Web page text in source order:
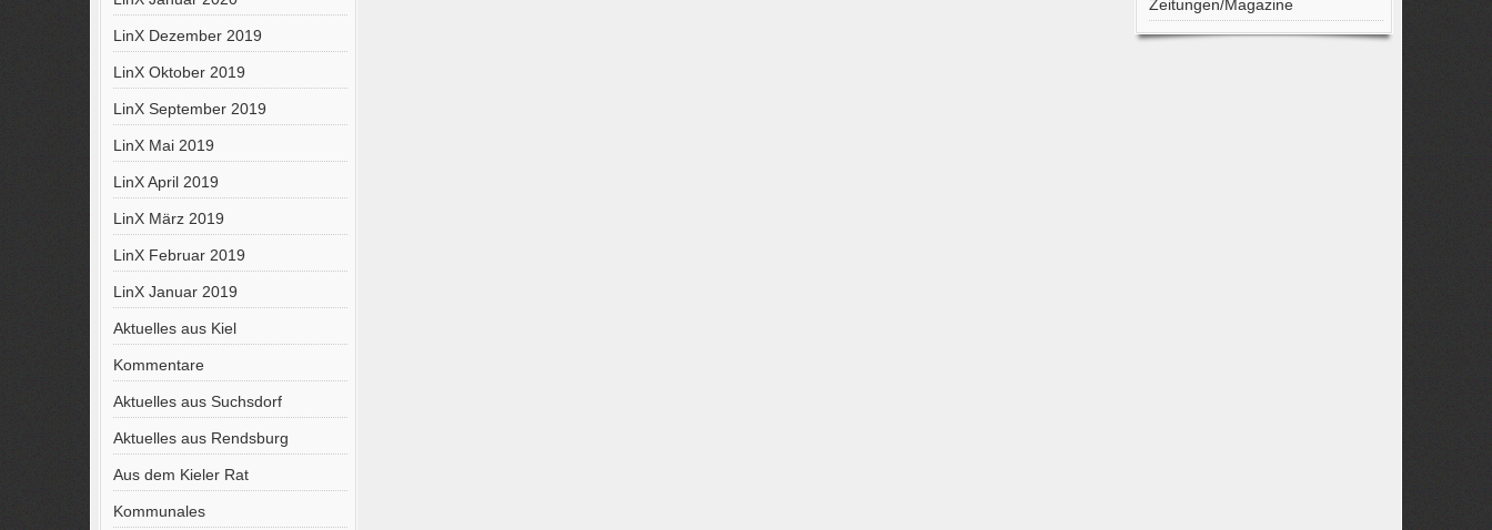
LinX Dezember 2019
LinX Oktober 2019
LinX September 2019
LinX Mai 2019
LinX April 2019
LinX März 2019
LinX Februar 2019
LinX Januar 2019
Aktuelles aus Kiel
Kommentare
Aktuelles aus Suchsdorf
Aktuelles aus Rendsburg
Aus dem Kieler Rat
Kommunales
Zeitungen/Magazine